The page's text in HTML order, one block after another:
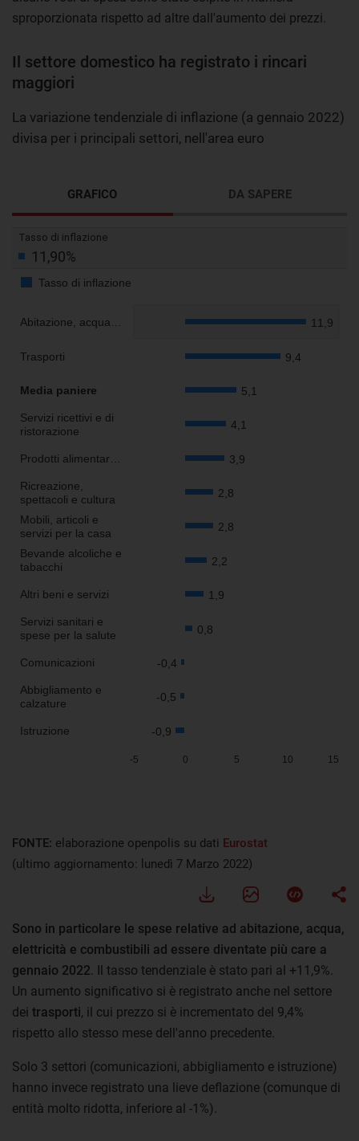
sproporzionata rispetto ad altre dall'aumento dei prezzi.
Il settore domestico ha registrato i rincari
maggiori
La variazione tendenziale di inflazione (a gennaio 2022)
divisa per i principali settori, nell'area euro
GRAFICO DA SAPERE
FONTE: elaborazione openpolis su dati Eurostat
(ultimo aggiornamento: lunedì 7 Marzo 2022)
Sono in particolare le spese relative ad abitazione, acqua,
elettricità e combustibili ad essere diventate più care a
gennaio 2022. Il tasso tendenziale è stato pari al +11,9%.
Un aumento significativo si è registrato anche nel settore
dei trasporti, il cui prezzo si è incrementato del 9,4%
rispetto allo stesso mese dell'anno precedente.
Solo 3 settori (comunicazioni, abbigliamento e istruzione)
hanno invece registrato una lieve deflazione (comunque di
entità molto ridotta, inferiore al -1%).